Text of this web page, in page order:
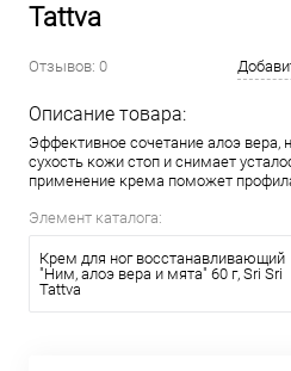
Tattva
Отзывов: 0
Описание товара:
Эффективное сочетание алоэ вера,
сухость кожи стоп и снимает
применение крема поможет
Элемент каталога:
Крем для ног восстанавливающий
"Ним, алоэ вера и мята" 60 г, Sri Sri
Tattva